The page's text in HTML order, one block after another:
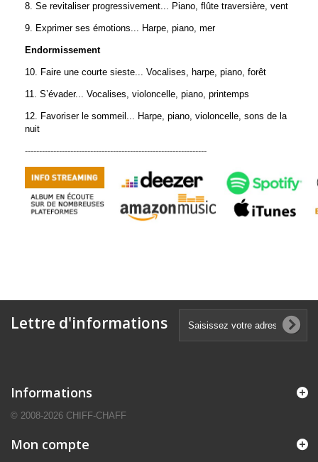
8. Se revitaliser progressivement... Piano, flûte traversière, vent
9. Exprimer ses émotions... Harpe, piano, mer
Endormissement
10. Faire une courte sieste... Vocalises, harpe, piano, forêt
11. S’évader... Vocalises, violoncelle, piano, printemps
12. Favoriser le sommeil... Harpe, piano, violoncelle, sons de la
nuit
----------------------------------------------------------------
Lettre d'informations
Informations
© 2008-2026 CHIFF-CHAFF
Mon compte